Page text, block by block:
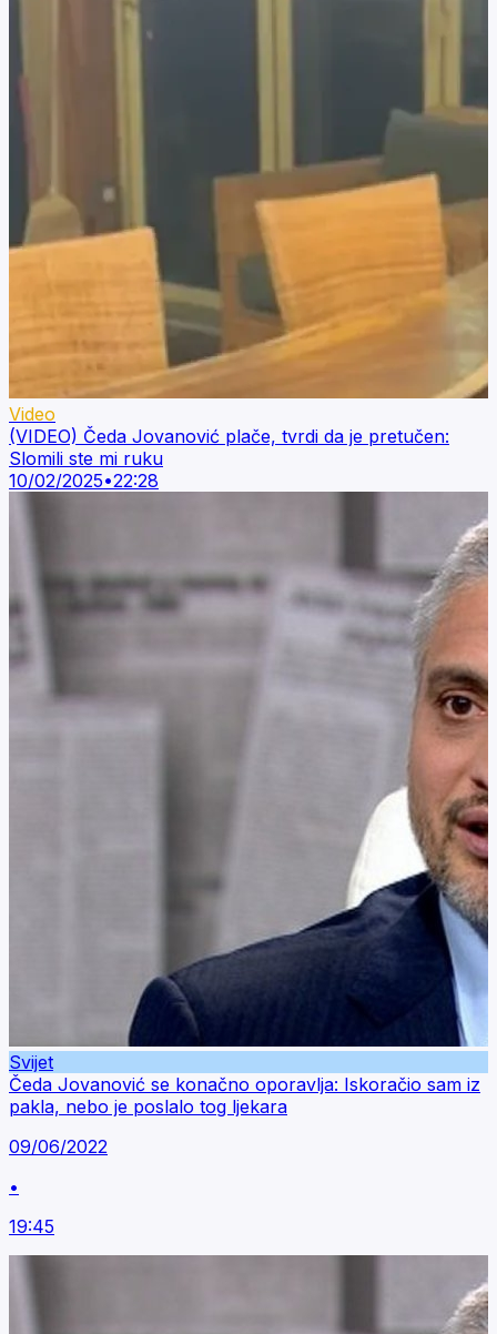
Video
(VIDEO) Čeda Jovanović plače, tvrdi da je pretučen:
Slomili ste mi ruku
10/02/2025•22:28
Svijet
Čeda Jovanović se konačno oporavlja: Iskoračio sam iz
pakla, nebo je poslalo tog ljekara
09/06/2022
•
19:45